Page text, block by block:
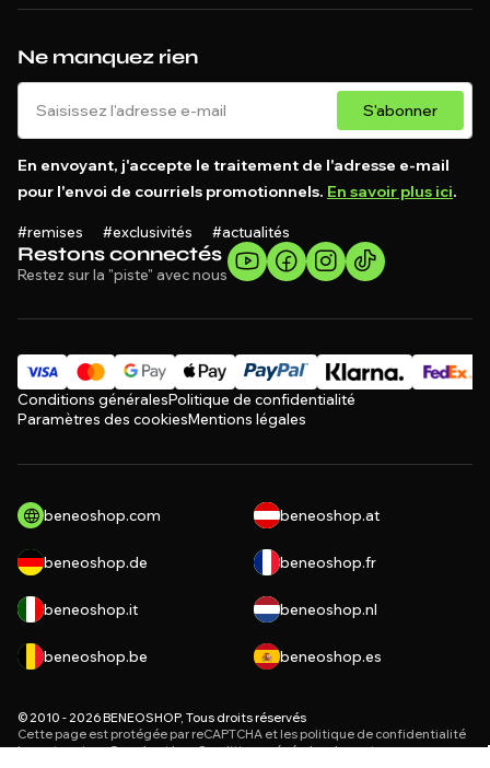
Restons connectés
Restez sur la "piste" avec nous
Ne manquez rien
S'abonner
En envoyant, j'accepte le traitement de l'adresse e-mail
pour l'envoi de courriels promotionnels. En savoir plus ici.
#remises #exclusivités #actualités
Conditions généralesPolitique de confidentialité
Paramètres des cookiesMentions légales
beneoshop.com beneoshop.at
beneoshop.de beneoshop.fr
beneoshop.it beneoshop.nl
beneoshop.be beneoshop.es
© 2010 - 2026 BENEOSHOP, Tous droits réservés
Cette page est protégée par reCAPTCHA et les politique de confidentialité
les entreprises Google et leurConditions générales de vente.